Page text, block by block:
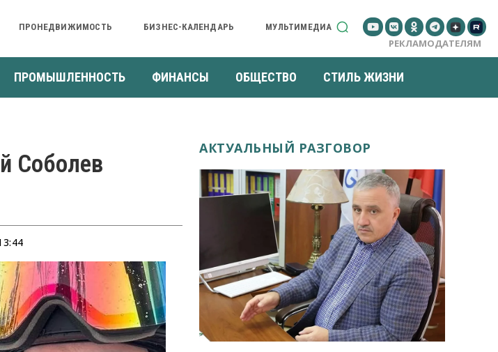
ПРОНЕДВИЖИМОСТЬ БИЗНЕС-КАЛЕНДАРЬ МУЛЬТИМЕДИА
РЕКЛАМОДАТЕЛЯМ
ПРОМЫШЛЕННОСТЬ ФИНАНСЫ ОБЩЕСТВО СТИЛЬ ЖИЗНИ
Соболев
АКТУАЛЬНЫЙ РАЗГОВОР